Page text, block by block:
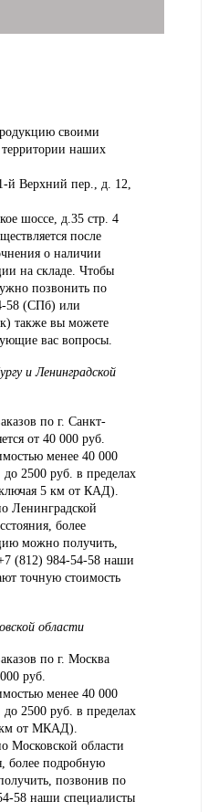
своими
наших
й Верхний пер., д. 12,
шоссе, д.35 стр. 4
после
о наличии
на складе. Чтобы
позвонить по
58 (СПб) или
также вы можете
вас вопросы.
и Ленинградской
по г. Санкт-
от 40 000 руб.
менее 40 000
2500 руб. в пределах
5 км от КАД).
Ленинградской
более
можно получить,
(812) 984-54-58 наши
точную стоимость
области
по г. Москва
руб.
менее 40 000
2500 руб. в пределах
км от МКАД).
Московской области
более подробную
позвонив по
58 наши специалисты